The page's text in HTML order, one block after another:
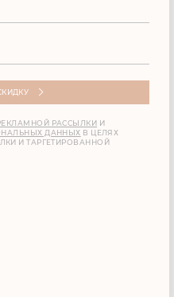
РАССЫЛКИ И
ДАННЫХ В ЦЕЛЯХ
И ТАРГЕТИРОВАННОЙ